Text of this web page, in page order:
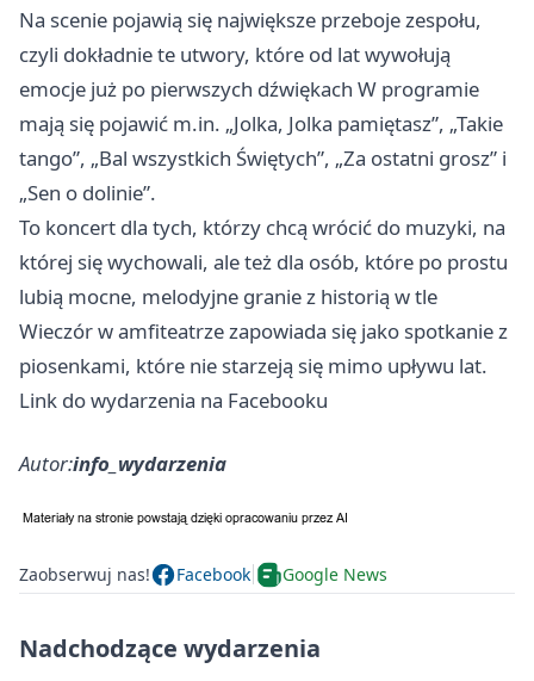
Na scenie pojawią się największe przeboje zespołu,
czyli dokładnie te utwory, które od lat wywołują
emocje już po pierwszych dźwiękach W programie
mają się pojawić m.in. „Jolka, Jolka pamiętasz”, „Takie
tango”, „Bal wszystkich Świętych”, „Za ostatni grosz” i
„Sen o dolinie”.
To koncert dla tych, którzy chcą wrócić do muzyki, na
której się wychowali, ale też dla osób, które po prostu
lubią mocne, melodyjne granie z historią w tle
Wieczór w amfiteatrze zapowiada się jako spotkanie z
piosenkami, które nie starzeją się mimo upływu lat.
Link do wydarzenia na Facebooku
Autor:info_wydarzenia
Zaobserwuj nas! Facebook Google News
Nadchodzące wydarzenia